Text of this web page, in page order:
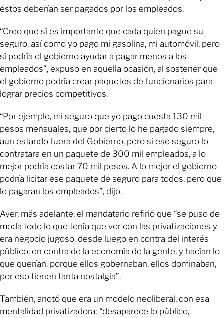
éstos deberían ser pagados por los empleados.
“Creo que sí es importante que cada quien pague su
seguro, así como yo pago mi gasolina, mi automóvil, pero
sí podría el gobierno ayudar a pagar menos a los
empleados”, expuso en aquella ocasión, al sostener que
el gobierno podría crear paquetes de funcionarios para
lograr precios competitivos.
“Por ejemplo, mi seguro que yo pago cuesta 130 mil
pesos mensuales, que por cierto lo he pagado siempre,
aun estando fuera del Gobierno, pero si ese seguro lo
contratara en un paquete de 300 mil empleados, a lo
mejor podría costar 70 mil pesos. A lo mejor el gobierno
podría licitar ese paquete de seguro para todos, pero que
lo pagaran los empleados”, dijo.
Ayer, más adelante, el mandatario refirió que “se puso de
moda todo lo que tenía que ver con las privatizaciones y
era negocio jugoso, desde luego en contra del interés
público, en contra de la economía de la gente, y hacían lo
que querían, porque ellos gobernaban, ellos dominaban,
por eso tienen tanta nostalgia”.
También, anotó que era un modelo neoliberal, con esa
mentalidad privatizadora; “desaparece lo público,